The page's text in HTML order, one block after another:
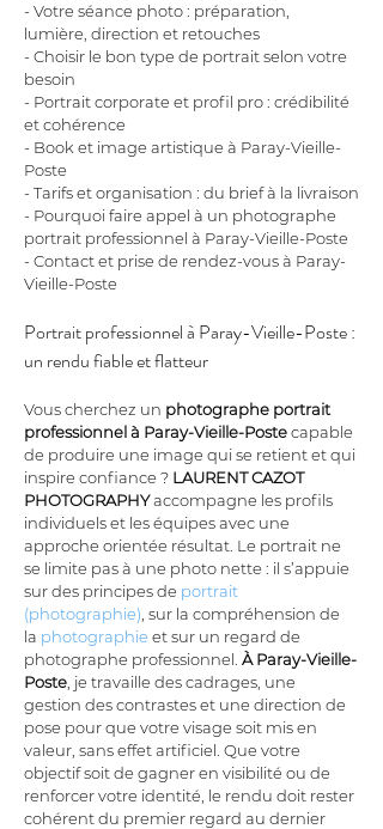
- Votre séance photo : préparation,
lumière, direction et retouches
- Choisir le bon type de portrait selon votre
besoin
- Portrait corporate et profil pro : crédibilité
et cohérence
- Book et image artistique à Paray-Vieille-
Poste
- Tarifs et organisation : du brief à la livraison
- Pourquoi faire appel à un photographe
portrait professionnel à Paray-Vieille-Poste
- Contact et prise de rendez-vous à Paray-
Vieille-Poste
Portrait professionnel à Paray-Vieille-Poste :
un rendu fiable et flatteur
Vous cherchez un photographe portrait
professionnel à Paray-Vieille-Poste capable
de produire une image qui se retient et qui
inspire confiance ? LAURENT CAZOT
PHOTOGRAPHY accompagne les profils
individuels et les équipes avec une
approche orientée résultat. Le portrait ne
se limite pas à une photo nette : il s’appuie
sur des principes de portrait
(photographie) , sur la compréhension de
la photographie et sur un regard de
photographe professionnel. À Paray-Vieille-
Poste , je travaille des cadrages, une
gestion des contrastes et une direction de
pose pour que votre visage soit mis en
valeur, sans effet artificiel. Que votre
objectif soit de gagner en visibilité ou de
renforcer votre identité, le rendu doit rester
cohérent du premier regard au dernier